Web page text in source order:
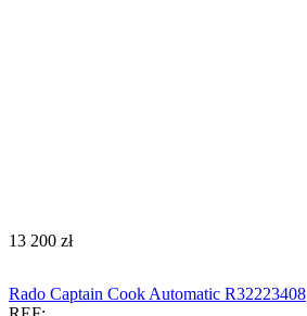
‍13 200‍ zł
Rado Captain Cook Automatic R32223408